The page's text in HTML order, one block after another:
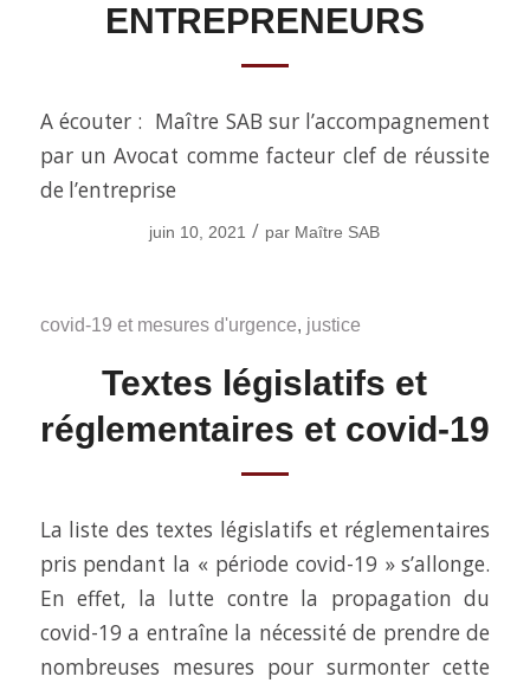
ENTREPRENEURS
A écouter : Maître SAB sur l’accompagnement
par un Avocat comme facteur clef de réussite
de l’entreprise
juin 10, 2021 / par Maître SAB
covid-19 et mesures d'urgence, justice
Textes législatifs et
réglementaires et covid-19
La liste des textes législatifs et réglementaires
pris pendant la « période covid-19 » s’allonge.
En effet, la lutte contre la propagation du
covid-19 a entraîne la nécessité de prendre de
nombreuses mesures pour surmonter cette